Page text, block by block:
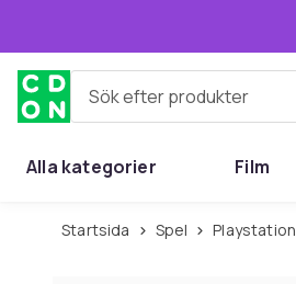
Sök efter produkter
Alla kategorier Film
Startsida Spel Playstation